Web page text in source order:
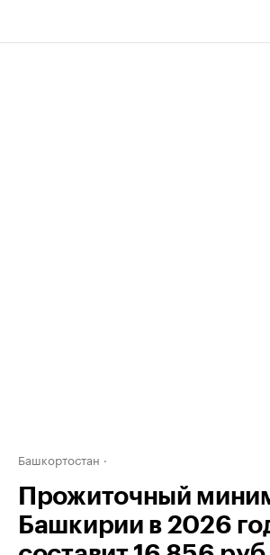
Башкортостан
Прожиточный
Башкирии в 2026